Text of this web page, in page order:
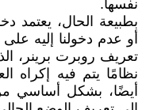
نفسها.
بطبيعة الحال، يعتمد
أو عدم دخولنا إليه
تعريف روبرت برينر،
نظامًا يتم فيه إكراه
أيضًا، بشكل أساسي